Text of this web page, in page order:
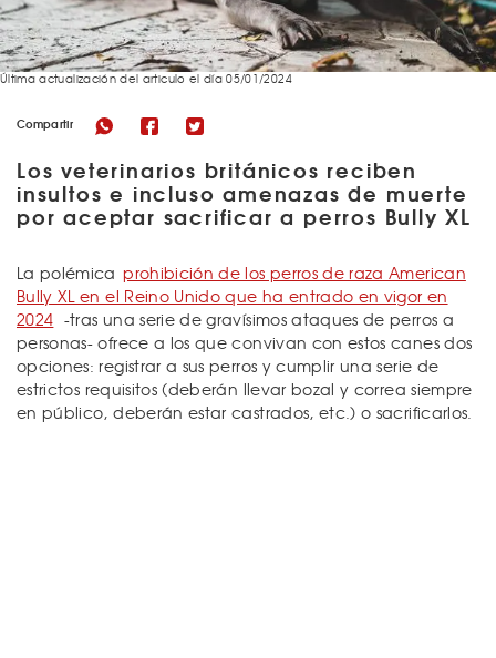
Compartir
Los veterinarios británicos reciben
insultos e incluso amenazas de muerte
por aceptar sacrificar a perros Bully XL
Última actualización del articulo el día 05/01/2024
La polémica prohibición de los perros de raza American
Bully XL en el Reino Unido que ha entrado en vigor en
2024 -tras una serie de gravísimos ataques de perros a
personas- ofrece a los que convivan con estos canes dos
opciones: registrar a sus perros y cumplir una serie de
estrictos requisitos (deberán llevar bozal y correa siempre
en público, deberán estar castrados, etc.) o sacrificarlos.